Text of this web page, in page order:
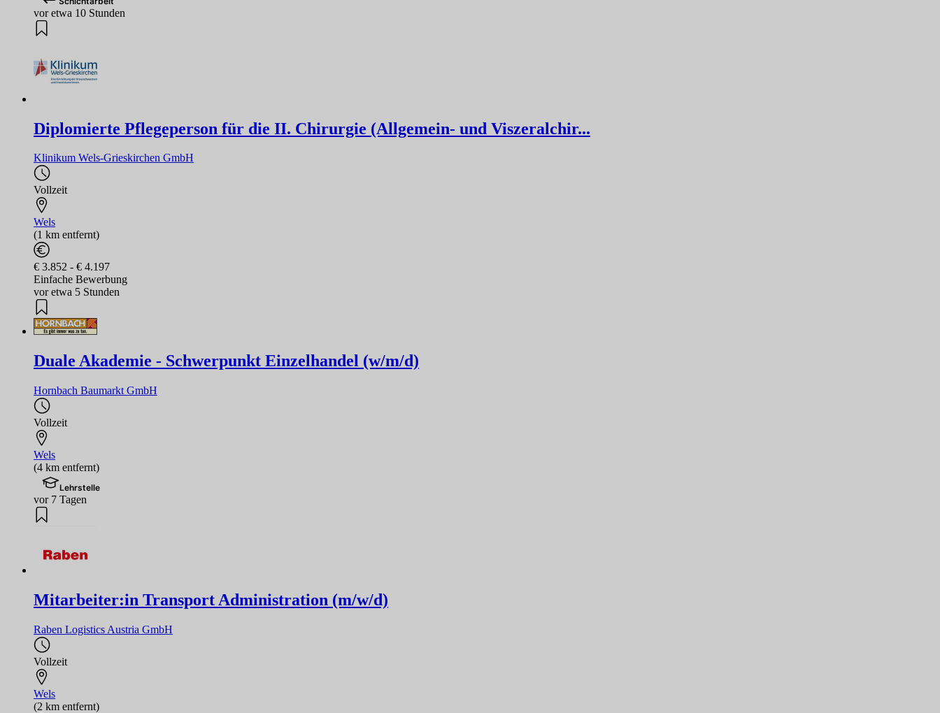
vor etwa 10 Stunden
Diplomierte Pflegeperson für die II. Chirurgie (Allgemein- und Viszeralchir...
Klinikum Wels-Grieskirchen GmbH
Vollzeit
Wels
(1 km entfernt)
€ 3.852 - € 4.197
Einfache Bewerbung
vor etwa 5 Stunden
Duale Akademie - Schwerpunkt Einzelhandel (w/m/d)
Hornbach Baumarkt GmbH
Vollzeit
Wels
(4 km entfernt)
Lehrstelle
vor 7 Tagen
Mitarbeiter:in Transport Administration (m/w/d)
Raben Logistics Austria GmbH
Vollzeit
Wels
(2 km entfernt)